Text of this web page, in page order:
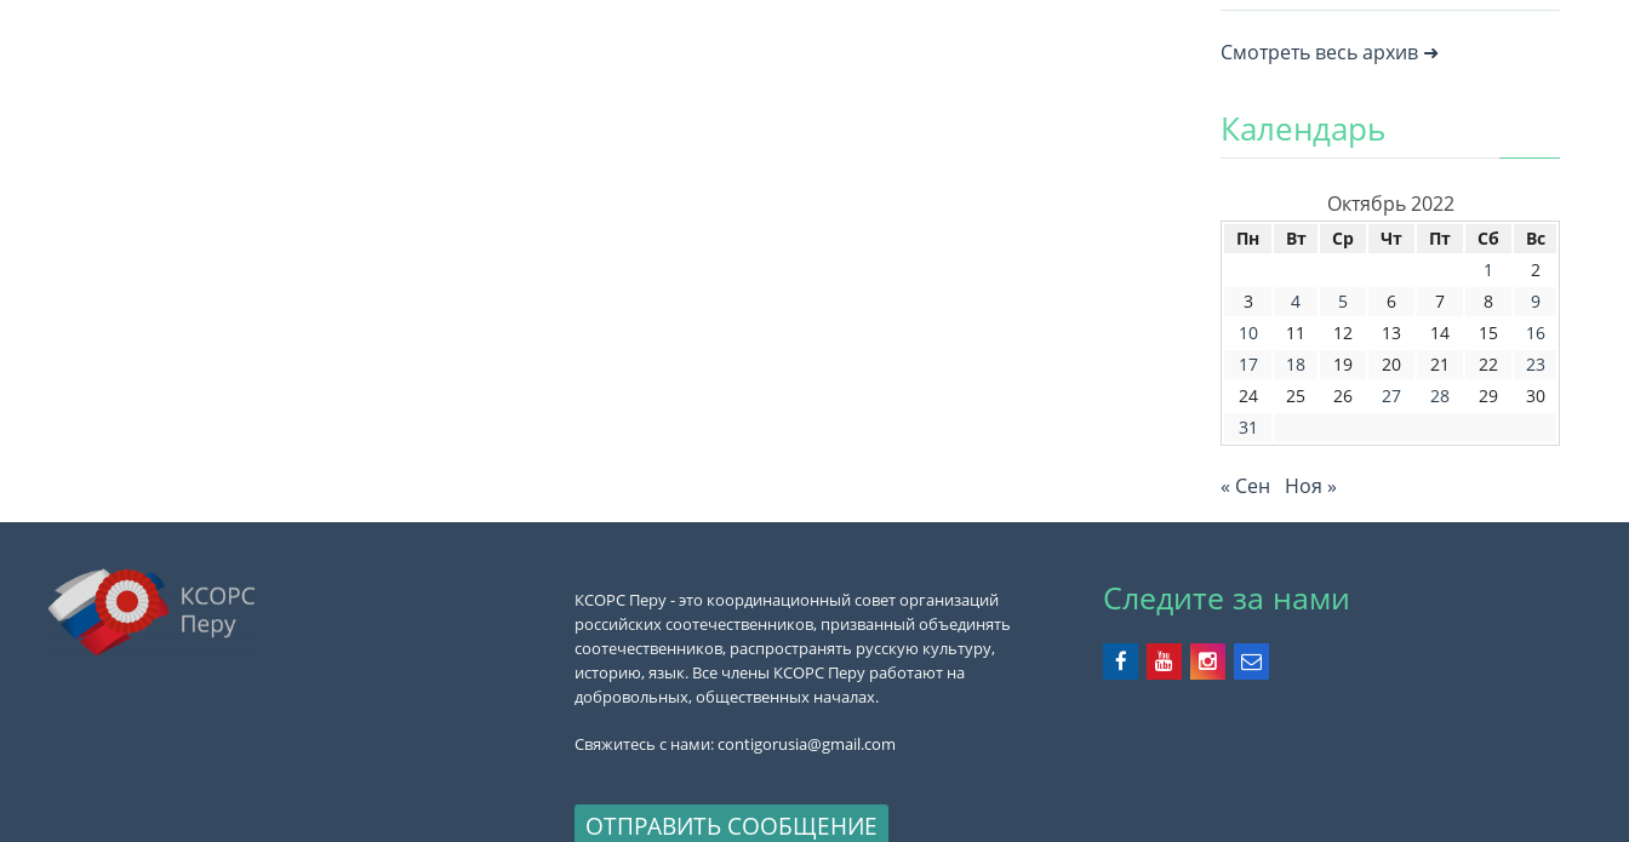
Смотреть весь архив ➜
Календарь
Октябрь 2022
Пн Вт Ср Чт Пт Сб
Вс
1
2
3
4 5 6 7 8
9
10
11 12 13 14 15
16
17
18 19 20 21 22
23
24
25 26 27 28 29
30
31
« Сен Ноя »
КСОРС Перу - это координационный совет организаций
российских соотечественников, призванный объединять
соотечественников, распространять русскую культуру,
историю, язык. Все члены КСОРС Перу работают на
добровольных, общественных началах.
Свяжитесь с нами:contigorusia@gmail.com
ОТПРАВИТЬ СООБЩЕНИЕ
Следите за нами